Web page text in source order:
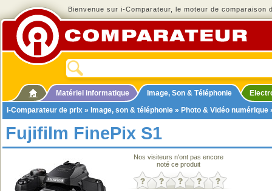
Bienvenue sur i-Comparateur, le moteur de comparaison
Matériel informatique Image, Son & Téléphonie
i-Comparateur de prix » Image, son & téléphonie » Photo & Vidéo numérique
Fujifilm FinePix S1
Nos visiteurs n'ont pas encore
noté ce produit